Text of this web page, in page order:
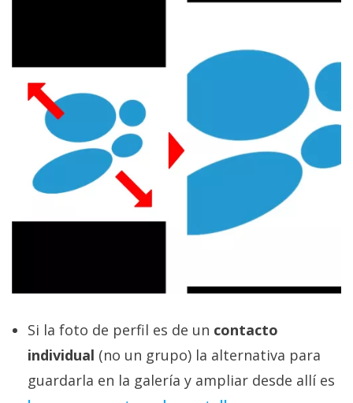
Si la foto de perfil es de un contacto
individual (no un grupo) la alternativa para
guardarla en la galería y ampliar desde allí es